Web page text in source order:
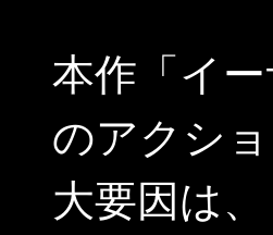
本作「イ
のアクシ
大要因は